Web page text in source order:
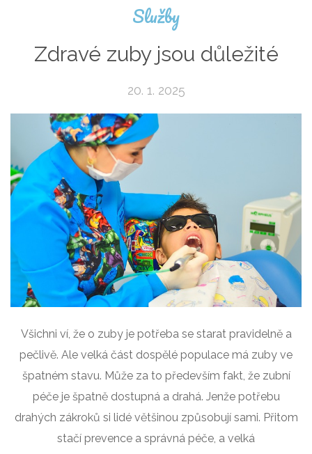
Služby
Zdravé zuby jsou důležité
20. 1. 2025
Všichni ví, že o zuby je potřeba se starat pravidelně a
pečlivě. Ale velká část dospělé populace má zuby ve
špatném stavu. Může za to především fakt, že zubní
péče je špatně dostupná a drahá. Jenže potřebu
drahých zákroků si lidé většinou způsobují sami. Přitom
stačí prevence a správná péče, a velká